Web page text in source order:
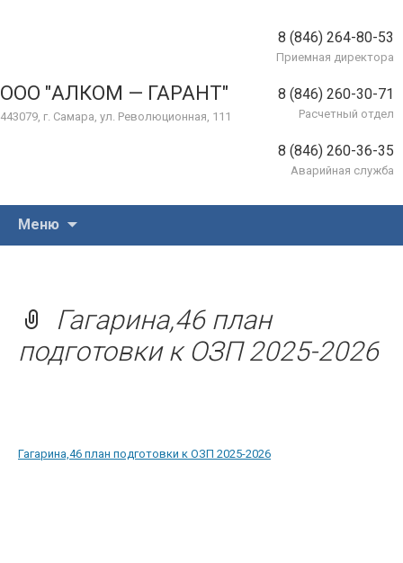
ООО "АЛКОМ — ГАРАНТ"
443079, г. Самара, ул. Революционная, 111
8 (846) 264-80-53
Приемная директора
8 (846) 260-30-71
Расчетный отдел
8 (846) 260-36-35
Аварийная служба
Меню
Гагарина,46 план
подготовки к ОЗП 2025-2026
Гагарина,46 план подготовки к ОЗП 2025-2026